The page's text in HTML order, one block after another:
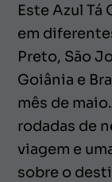
Este Azul
em
Preto, São
Goiânia e
mês de
rodadas de
viagem e
sobre o